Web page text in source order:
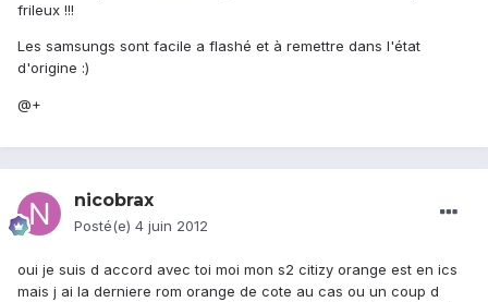
frileux !!!
Les samsungs sont facile a flashé et à remettre dans l'état
d'origine :)
@+
nicobrax
Posté(e) 4 juin 2012
oui je suis d accord avec toi moi mon s2 citizy orange est en ics
mais j ai la derniere rom orange de cote au cas ou un coup d